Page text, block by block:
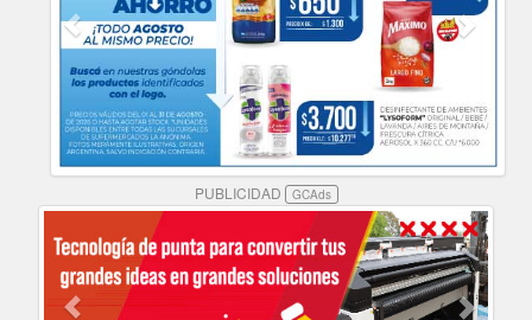
PUBLICIDAD GCAds